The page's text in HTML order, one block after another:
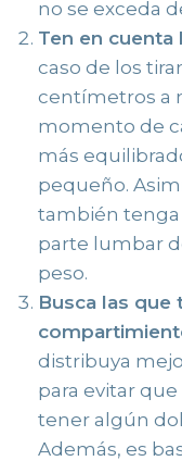
no se exceda
Ten en
caso de los
centímetros a
momento de
más
pequeño.
también tenga
parte lumbar
peso.
Busca las que
distribuya
para evitar
tener algún
Además, es